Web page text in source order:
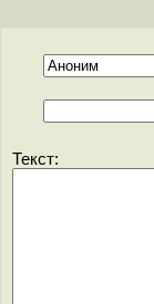
Текст: